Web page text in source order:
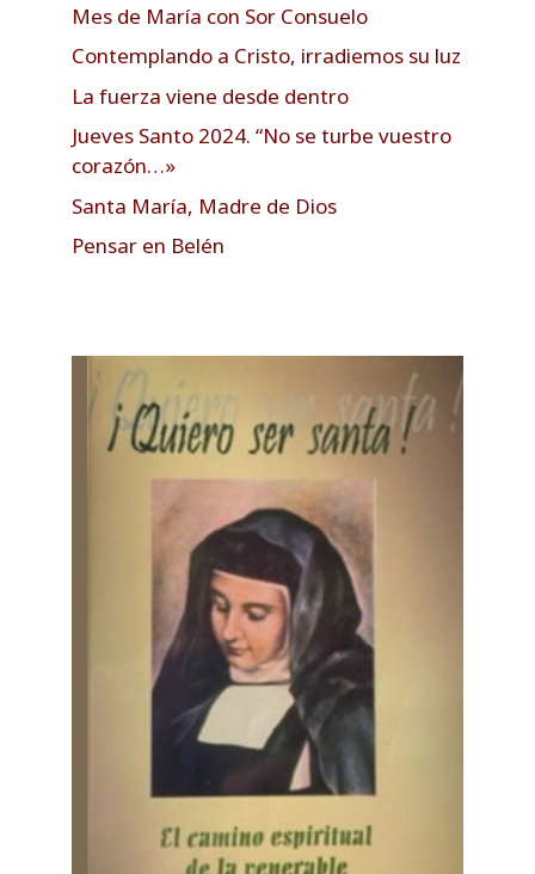
Mes de María con Sor Consuelo
Contemplando a Cristo, irradiemos su luz
La fuerza viene desde dentro
Jueves Santo 2024. “No se turbe vuestro
corazón…»
Santa María, Madre de Dios
Pensar en Belén